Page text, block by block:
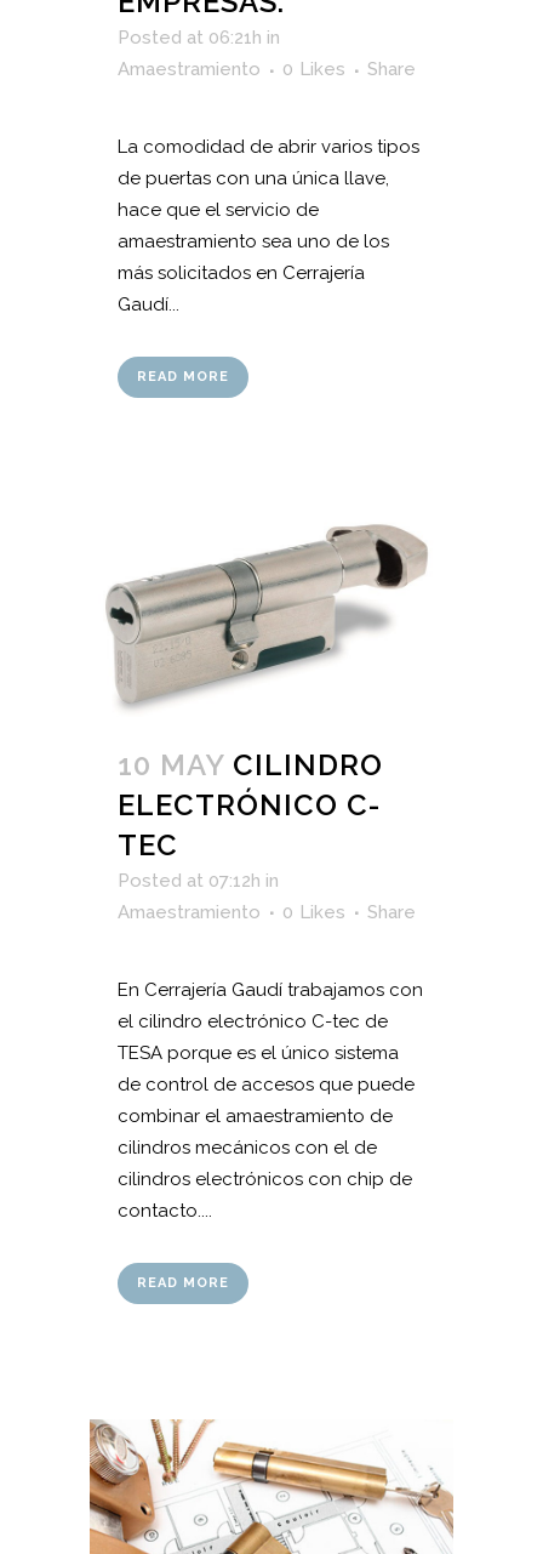
Posted at 06:21h in
Amaestramiento
0 Likes Share
La comodidad de abrir varios tipos
de puertas con una única llave,
hace que el servicio de
amaestramiento sea uno de los
más solicitados en Cerrajería
Gaudí...
READ MORE
10 MAY CILINDRO
ELECTRÓNICO C-
TEC
Posted at 07:12h in
Amaestramiento
0 Likes Share
En Cerrajería Gaudí trabajamos con
el cilindro electrónico C-tec de
TESA porque es el único sistema
de control de accesos que puede
combinar el amaestramiento de
cilindros mecánicos con el de
cilindros electrónicos con chip de
contacto....
READ MORE